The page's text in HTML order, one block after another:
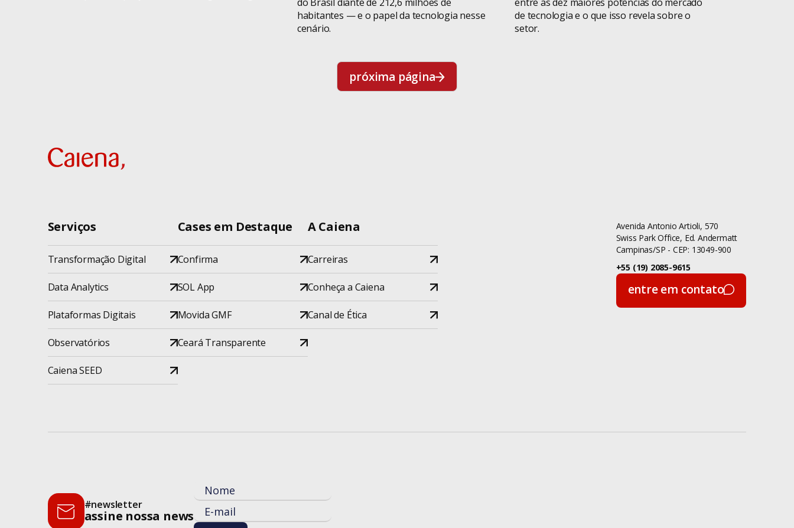
Novidades
habitantes — e o papel da tecnologia nesse
cenário.
de tecnologia e o que isso revela sobre o
setor.
próxima página
Serviços
Transformação Digital
Data Analytics
Plataformas Digitais
Observatórios
Caiena SEED
Cases em Destaque
Confirma
SOL App
Movida GMF
Ceará Transparente
A Caiena
Carreiras
Conheça a Caiena
Canal de Ética
Avenida Antonio Artioli, 570
Swiss Park Office, Ed. Andermatt
Campinas/SP - CEP: 13049-900
+55 (19) 2085-9615
entre em contato
entre em contato
#newsletter
assine nossa news